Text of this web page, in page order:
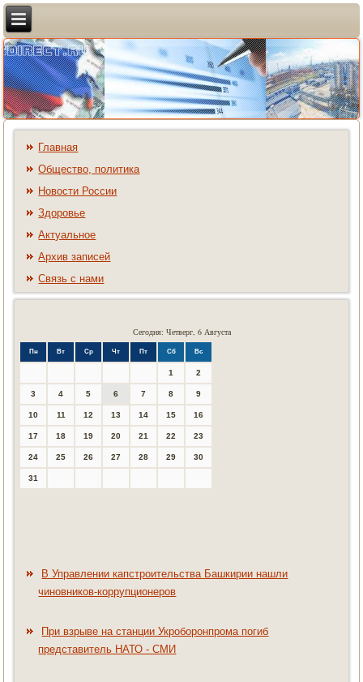
Главная
Общество, политика
Новости России
Здоровье
Актуальное
Архив записей
Связь с нами
Сегодня: Четверг, 6 Августа
Пн Вт Ср Чт Пт Сб Вс
1 2
3 4 5 6 7 8 9
10 11 12 13 14 15 16
17 18 19 20 21 22 23
24 25 26 27 28 29 30
31
В Управлении капстроительства Башкирии нашли
чиновников-коррупционеров
При взрыве на станции Укроборонпрома погиб
представитель НАТО - СМИ